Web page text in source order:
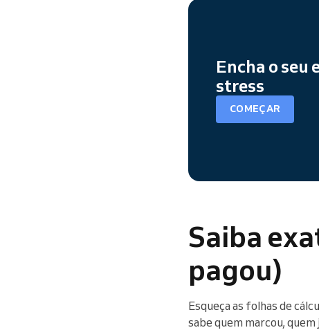
Encha o seu
stress
COMEÇAR
Saiba
pagou)
Esqueça as folhas de
sabe quem marcou,